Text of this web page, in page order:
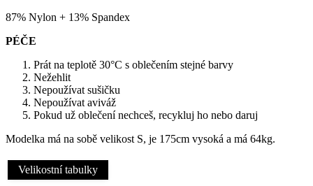
87% Nylon + 13% Spandex
PÉČE
Prát na teplotě 30°C s oblečením stejné barvy
Nežehlit
Nepoužívat sušičku
Nepoužívat aviváž
Pokud už oblečení nechceš, recykluj ho nebo daruj
Modelka má na sobě velikost S, je 175cm vysoká a má 64kg.
Velikostní tabulky